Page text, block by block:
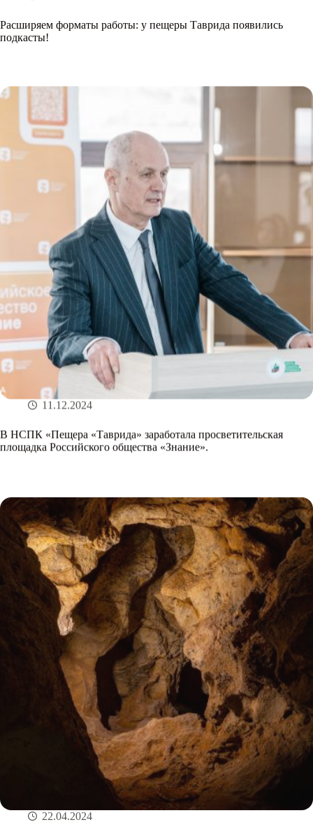
Расширяем форматы работы: у пещеры Таврида появились
подкасты!
11.12.2024
В НСПК «Пещера «Таврида» заработала просветительская
площадка Российского общества «Знание».
22.04.2024